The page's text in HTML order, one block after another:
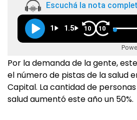
Escuchá la nota
1 1.5 10 10
Por la demanda de la gente,
el número de pistas de la salud
Capital. La cantidad de
salud aumentó este año un 50%.